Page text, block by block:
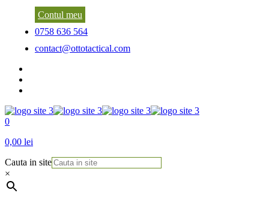
Contul meu
0758 636 564
contact@ottotactical.com
0
0,00 lei
Cauta in site
×